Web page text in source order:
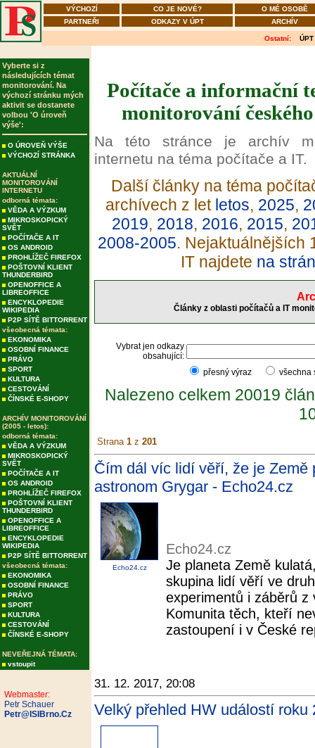
VÝCHOZÍ CO JE NOVÉ?
O MÉ OSOBĚ
PARTNEŘI
ODKAZY V ÚPT ARCHÍV
Ostatní: ÚPT
Vyberte si z
následujících témat
monitorování. Na
výchozí stránku mých
aktivit se dostanete
volbou 'O úroveň
výše':
O ÚROVEŇ VÝŠE
VÝCHOZÍ STRÁNKA
AKTUÁLNÍ
MONITOROVÁNÍ
INTERNETU
odborná témata:
VĚDA A VÝZKUM
MIKROSKOPICKÝ
SVĚT
POČÍTAČE A IT
OS ANDROID
PROHLÍŽEČ FIREFOX
POŠTOVNÍ KLIENT
THUNDERBIRD
OPENOFFICE A
LIBREOFFICE
ENCYKLOPEDIE
WIKIPEDIA
P2P SÍTĚ BITTORRENT
všeobecná témata:
EKONOMIKA
OSOBNÍ FINANCE
PRÁVO
SPORT
KULTURA
CESTOVÁNÍ
ČÍNSKÉ E-SHOPY
ARCHÍV MONITOROVÁNÍ
(2005 - letos):
odborná témata:
VĚDA A VÝZKUM
MIKROSKOPICKÝ
SVĚT
POČÍTAČE A IT
OS ANDROID
PROHLÍŽEČ FIREFOX
POŠTOVNÍ KLIENT
THUNDERBIRD
OPENOFFICE A
LIBREOFFICE
ENCYKLOPEDIE
WIKIPEDIA
P2P SÍTĚ BITTORRENT
všeobecná témata:
EKONOMIKA
OSOBNÍ FINANCE
PRÁVO
SPORT
KULTURA
CESTOVÁNÍ
ČÍNSKÉ E-SHOPY
NEVEŘEJNÁ TÉMATA:
vstoupit
Webmaster:
Petr Schauer
Petr@ISIBrno.Cz
Počítače a informační
monitorování
Na této stránce je archív
internetu na téma počítače a IT.
Další články na téma
archívech z let letos, 2025,
2019, 2018, 2016, 2015,
2008-2005. Nejaktuálnějších
IT najdete na
Články z oblasti počítačů a IT
Vybrat jen odkazy
obsahující:
přesný výraz
Nalezeno celkem 20019
Strana 1 z 201
Čím dál víc lidí věří, že je Země
astronom Grygar - Echo24.cz
Echo24.cz
Echo24.cz
Je planeta Země
skupina lidí věří ve
experimentů i záběrů
Komunita těch, kteří
zastoupení i v České
31. 12. 2017, 20:08
Velký přehled HW událostí